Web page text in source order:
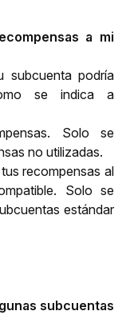
a mi
subcuenta podría
se indica a
Solo se
no utilizadas.
recompensas al
Solo se
estándar
subcuentas